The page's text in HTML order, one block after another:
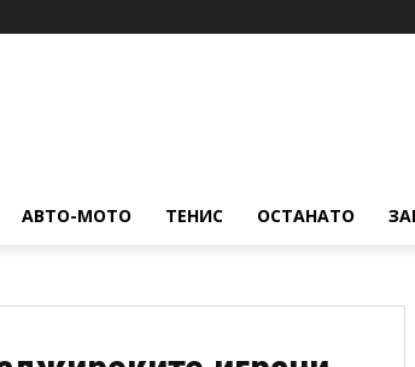
АВТО-МОТО ТЕНИС ОСТАНАТО